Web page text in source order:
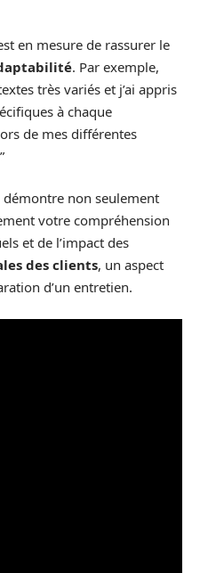
en mesure de rassurer le
. Par exemple,
très variés et j’ai appris
à chaque
de mes différentes
non seulement
votre compréhension
et de l’impact des
des clients, un aspect
d’un entretien.